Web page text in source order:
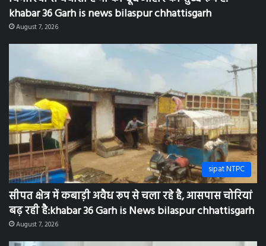
khabar 36 Garh is news bilaspur chhattisgarh
August 7, 2026
sipat NTPC
सीपत क्षेत्र में कबाड़ी अवैध रूप से चला रहे है, आसपास चोरियां
बढ़ रही है:khabar 36 Garh is News bilaspur chhattisgarh
August 7, 2026